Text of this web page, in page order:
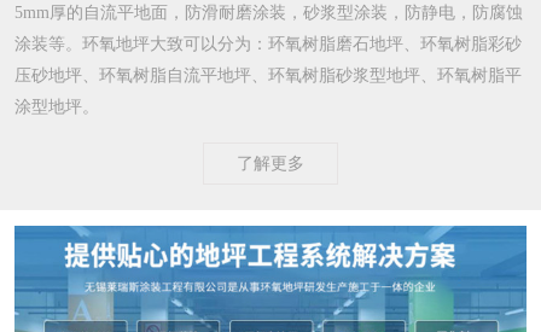
5mm厚的自流平地面，防滑耐磨涂装，砂浆型涂装，防静电，防腐蚀
涂装等。环氧地坪大致可以分为：环氧树脂磨石地坪、环氧树脂彩砂
压砂地坪、环氧树脂自流平地坪、环氧树脂砂浆型地坪、环氧树脂平
涂型地坪。
了解更多